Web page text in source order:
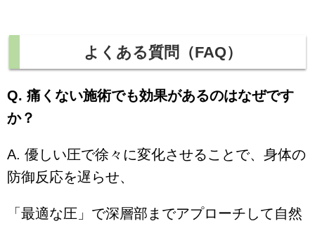
よくある質問（FAQ）
Q. 痛くない施術でも効果があるのはなぜです
か？
A. 優しい圧で徐々に変化させることで、身体の
防御反応を遅らせ、
「最適な圧」で深層部までアプローチして自然